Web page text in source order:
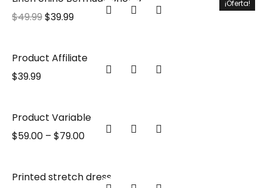
¡Oferta!
$49.99$39.99
Product Affiliate
$39.99
Product Variable
$59.00 – $79.00
Printed stretch dress